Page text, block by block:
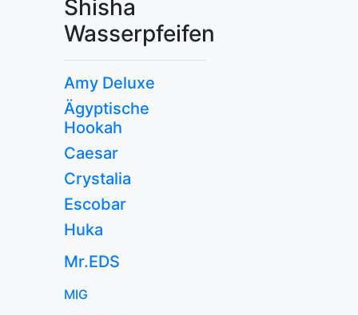
Shisha
Wasserpfeifen
Amy Deluxe
Ägyptische
Hookah
Caesar
Crystalia
Escobar
Huka
Mr.EDS
MIG